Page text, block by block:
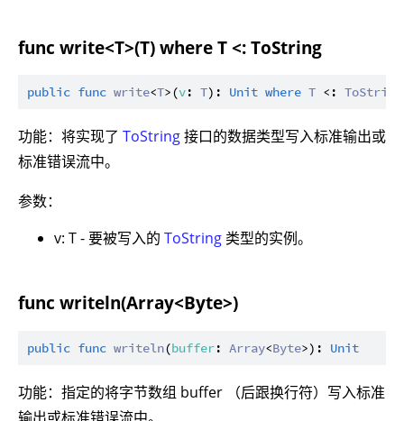
func write<T>(T) where T <: ToString
public func write<T>(v: T): Unit where T <: ToString
功能：将实现了 ToString接口的数据类型写入标准输出或
标准错误流中。
参数：
v: T - 要被写入的 ToString 类型的实例。
func writeln(Array<Byte>)
public func writeln(buffer: Array<Byte>): Unit
功能：指定的将字节数组 buffer （后跟换行符）写入标准